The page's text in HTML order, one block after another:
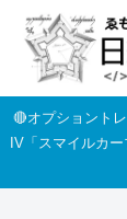
🔴オプショント
IV「スマイルカ